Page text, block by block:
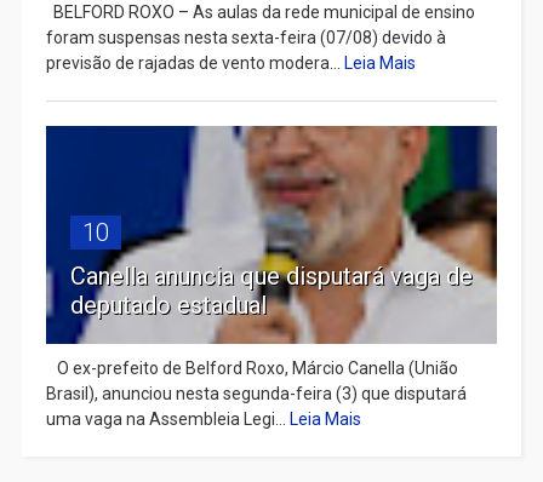
BELFORD ROXO – As aulas da rede municipal de ensino
foram suspensas nesta sexta-feira (07/08) devido à
previsão de rajadas de vento modera...
Leia Mais
10
Canella anuncia que disputará vaga de
deputado estadual
​ O ex-prefeito de Belford Roxo, Márcio Canella (União
Brasil), anunciou nesta segunda-feira (3) que disputará
uma vaga na Assembleia Legi...
Leia Mais